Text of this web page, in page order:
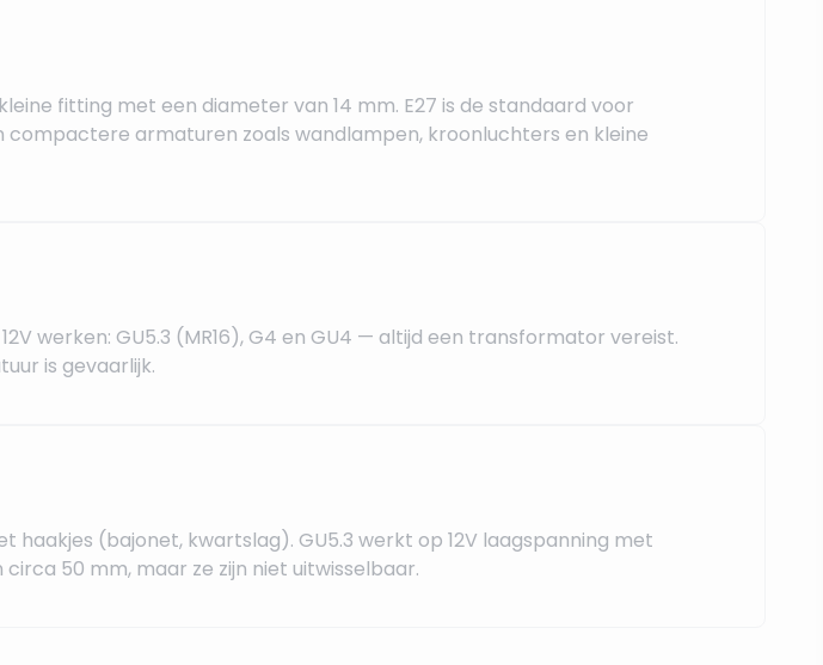
fitting met een diameter van 14 mm. E27 is de standaard voor
armaturen zoals wandlampen, kroonluchters en kleine
werken: GU5.3 (MR16), G4 en GU4 — altijd een transformator vereist.
is gevaarlijk.
(bajonet, kwartslag). GU5.3 werkt op 12V laagspanning met
50 mm, maar ze zijn niet uitwisselbaar.